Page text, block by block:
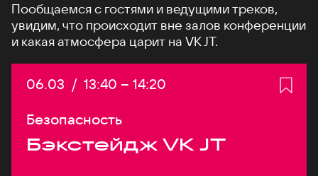
Пообщаемся с гостями и ведущими треков,
увидим, что происходит вне залов конференции
и какая атмосфера царит на VK JT.
Дата:
06.03 / Начало:
13:40 – Конец:
14:20
Безопасность
Бэкстейдж VK JT